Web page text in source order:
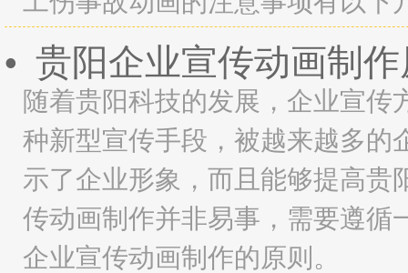
• 贵阳企业宣传动画制
随着贵阳科技的发展，企业宣
种新型宣传手段，被越来越多的
示了企业形象，而且能够提高贵
传动画制作并非易事，需要遵循
企业宣传动画制作的原则。